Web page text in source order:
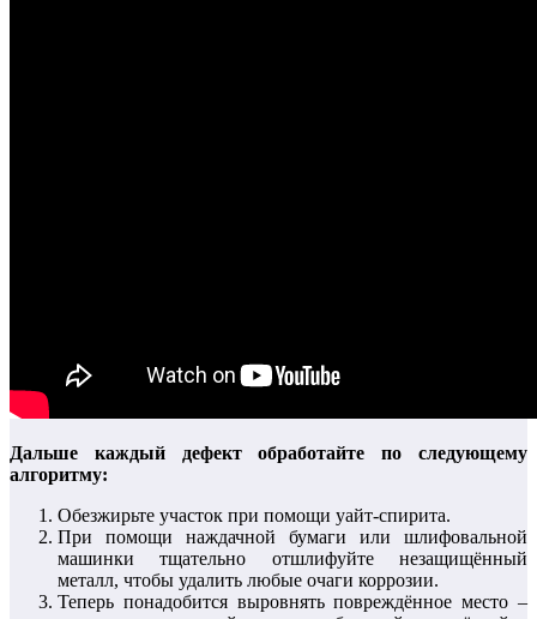
Дальше каждый дефект обработайте по следующему
алгоритму:
Обезжирьте участок при помощи уайт-спирита.
При помощи наждачной бумаги или шлифовальной
машинки тщательно отшлифуйте незащищённый
металл, чтобы удалить любые очаги коррозии.
Теперь понадобится выровнять повреждённое место –